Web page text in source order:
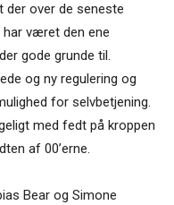
der over de seneste
været den ene
gode grunde til.
og ny regulering og
for selvbetjening.
med fedt på kroppen
af 00’erne.
Bear og Simone